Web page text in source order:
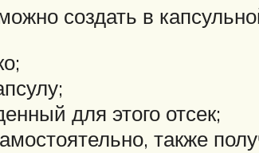
создать в
для этого отсек;
также